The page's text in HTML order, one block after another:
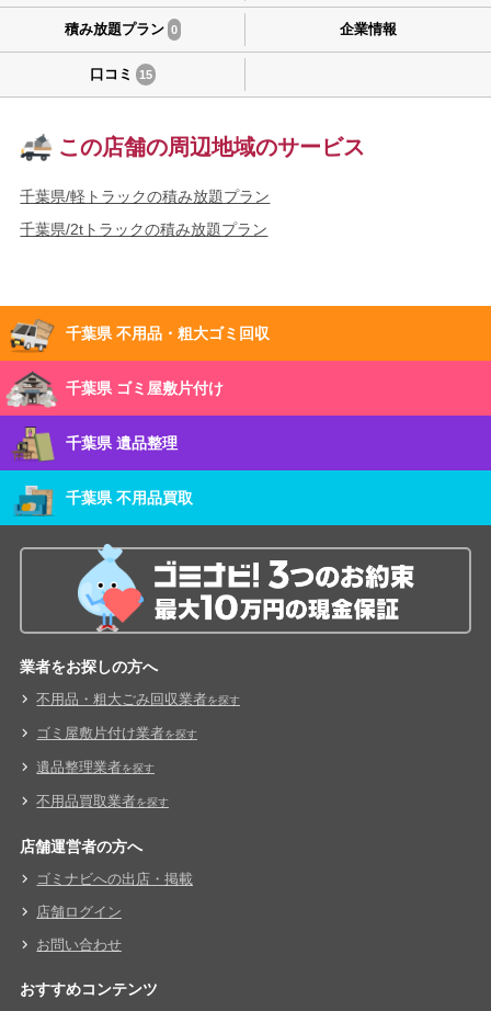
積み放題プラン 0 企業情報
口コミ 15
この店舗の周辺地域のサービス
千葉県/軽トラックの積み放題プラン
千葉県/2tトラックの積み放題プラン
千葉県 不用品・粗大ゴミ回収
千葉県 ゴミ屋敷片付け
千葉県 遺品整理
千葉県 不用品買取
業者をお探しの方へ
不用品・粗大ごみ回収業者を探す
ゴミ屋敷片付け業者を探す
遺品整理業者を探す
不用品買取業者を探す
店舗運営者の方へ
ゴミナビへの出店・掲載
店舗ログイン
お問い合わせ
おすすめコンテンツ